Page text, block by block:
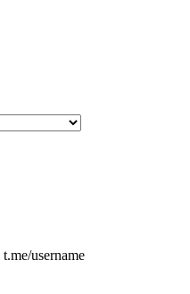
username